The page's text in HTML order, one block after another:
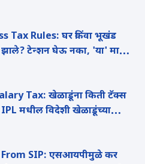
Tax Rules: घर किंवा भूखंड
टेन्शन घेऊ नका, 'या' मार्गाने
किती टॅक्स
IPL मधील विदेशी खेळाडूंच्या
SIP: एसआयपीमुळे कर